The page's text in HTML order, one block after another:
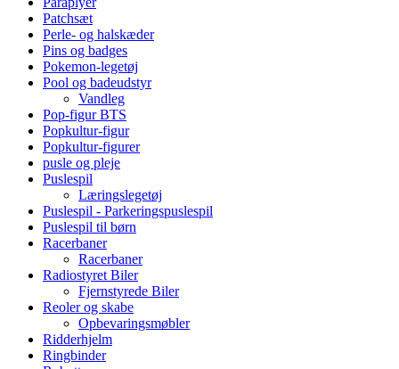
Patchsæt
Perle- og halskæder
Pins og badges
Pokemon-legetøj
Pool og badeudstyr
Vandleg
Pop-figur BTS
Popkultur-figur
Popkultur-figurer
pusle og pleje
Puslespil
Læringslegetøj
Puslespil - Parkeringspuslespil
Puslespil til børn
Racerbaner
Racerbaner
Radiostyret Biler
Fjernstyrede Biler
Reoler og skabe
Opbevaringsmøbler
Ridderhjelm
Ringbinder